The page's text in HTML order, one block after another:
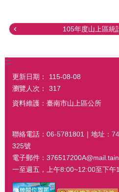
105年度山上區統
:::
更新日期：
115-08-08
瀏覽人次：
317
資料維護：臺南市山上區公所
聯絡電話：06-5781801｜地址：
325號
電子郵件：
一至週五，上午8:00~12:00至下午